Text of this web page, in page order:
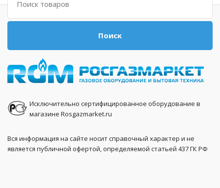
Поиск
Исключительно сертифицированное оборудование в
магазине Rosgazmarket.ru
Вся информация на сайте носит справочный характер и не
является публичной офертой, определяемой статьей 437 ГК РФ